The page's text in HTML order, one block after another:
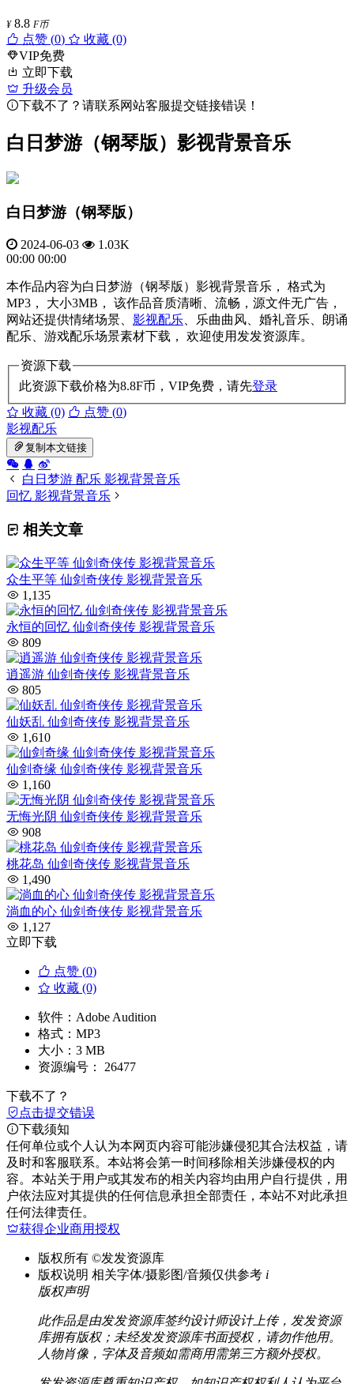
¥ 8.8 F币
点赞 (0)
收藏 (0)
VIP免费
立即下载
升级会员
下载不了？请联系网站客服提交链接错误！
白日梦游（钢琴版）影视背景音乐
白日梦游（钢琴版）
2024-06-03
1.03K
00:00 00:00
本作品内容为白日梦游（钢琴版）影视背景音乐， 格式为
MP3， 大小3MB， 该作品音质清晰、流畅，源文件无广告，
网站还提供情绪场景、 影视配乐 、乐曲曲风、婚礼音乐、朗诵
配乐、游戏配乐场景素材下载， 欢迎使用发发资源库。
资源下载
此资源下载价格为8.8F币，VIP免费，请先登录
收藏 (0)
点赞 (0)
影视配乐
复制本文链接
白日梦游 配乐 影视背景音乐
回忆 影视背景音乐
相关文章
众生平等 仙剑奇侠传 影视背景音乐
1,135
永恒的回忆 仙剑奇侠传 影视背景音乐
809
逍遥游 仙剑奇侠传 影视背景音乐
805
仙妖乱 仙剑奇侠传 影视背景音乐
1,610
仙剑奇缘 仙剑奇侠传 影视背景音乐
1,160
无悔光阴 仙剑奇侠传 影视背景音乐
908
桃花岛 仙剑奇侠传 影视背景音乐
1,490
淌血的心 仙剑奇侠传 影视背景音乐
1,127
立即下载
点赞 (0)
收藏 (0)
软件： Adobe Audition
格式： MP3
大小： 3 MB
资源编号： 26477
下载不了？
点击提交错误
下载须知
任何单位或个人认为本网页内容可能涉嫌侵犯其合法权益，请
及时和客服联系。本站将会第一时间移除相关涉嫌侵权的内
容。本站关于用户或其发布的相关内容均由用户自行提供，用
户依法应对其提供的任何信息承担全部责任，本站不对此承担
任何法律责任。
获得企业商用授权
版权所有 ©发发资源库
版权说明 相关字体/摄影图/音频仅供参考 i
版权声明
此作品是由发发资源库签约设计师设计上传，发发资源
库拥有版权；未经发发资源库书面授权，请勿作他用。
人物肖像，字体及音频如需商用需第三方额外授权。